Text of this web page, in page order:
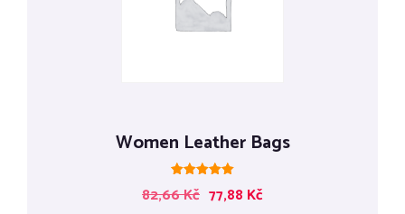
Women Leather Bags
5.00
82,66Kč 77,88 Kč